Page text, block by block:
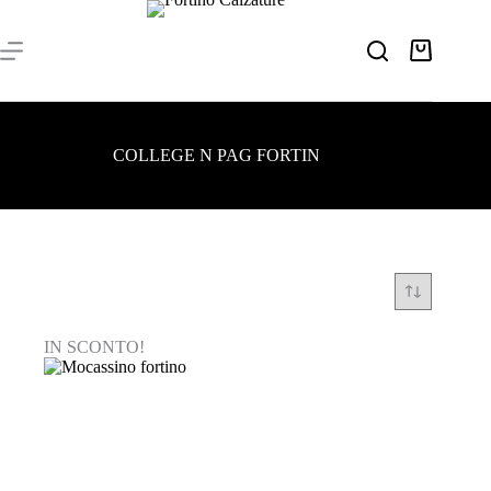
contenuto
Carrello
COLLEGE N PAG FORTIN
IN SCONTO!